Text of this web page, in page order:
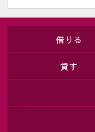
借りる
貸す